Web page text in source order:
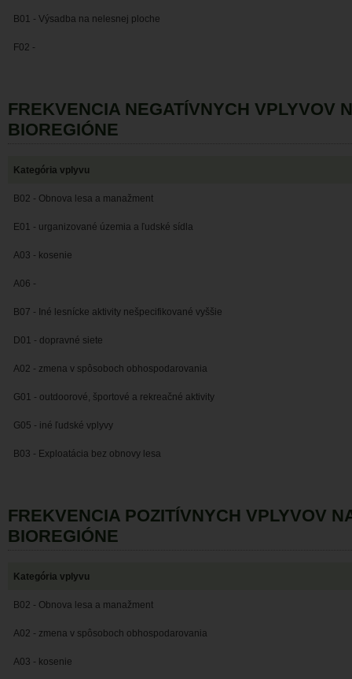
B01 - Výsadba na nelesnej ploche
F02 -
FREKVENCIA NEGATÍVNYCH VPLYVOV
BIOREGIÓNE
Kategória vplyvu
B02 - Obnova lesa a manažment
E01 - urganizované územia a ľudské sídla
A03 - kosenie
A06 -
B07 - Iné lesnícke aktivity nešpecifikované vyššie
D01 - dopravné siete
A02 - zmena v spôsoboch obhospodarovania
G01 - outdoorové, športové a rekreačné aktivity
G05 - iné ľudské vplyvy
B03 - Exploatácia bez obnovy lesa
FREKVENCIA POZITÍVNYCH VPLYVOV
BIOREGIÓNE
Kategória vplyvu
B02 - Obnova lesa a manažment
A02 - zmena v spôsoboch obhospodarovania
A03 - kosenie